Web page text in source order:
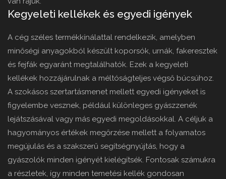
Kegyeleti kellékek és egyedi igények
A cég széles termékkínálattal rendelkezik, amelyben
minőségi anyagokból készült koporsók, urnák, fakeresztek
és fejfák egyaránt megtalálhatók. Ezek a kegyeleti
kellékek hozzájárulnak a méltóságteljes végső búcsúhoz.
A szokásos szertartásmenet mellett egyedi igényeket is
figyelembe vesznek, például különleges gyászzenék
lejátszásával vagy más egyedi megoldásokkal. A céljuk a
hagyományos értékek megőrzése mellett a folyamatos
megújulás és a szakszerű segítségnyújtás, hogy a
gyászolók minden igényét kielégítsék. Fontosak számukra
a részletek, így minden temetési kellék gondosan